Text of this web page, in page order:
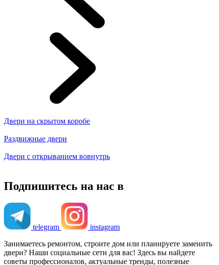
Двери на скрытом коробе
Раздвижные двери
Двери с открыванием вовнутрь
Подпишитесь на нас в
telegram
instagram
Занимаетесь ремонтом, строите дом или планируете заменить
двери? Наши социальные сети для вас! Здесь вы найдете
советы профессионалов, актуальные тренды, полезные